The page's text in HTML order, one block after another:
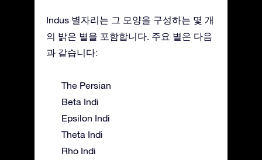
Indus 별자리는 그 모양을 구성하는 몇 개
의 밝은 별을 포함합니다. 주요 별은 다음
과 같습니다:
The Persian
Beta Indi
Epsilon Indi
Theta Indi
Rho Indi